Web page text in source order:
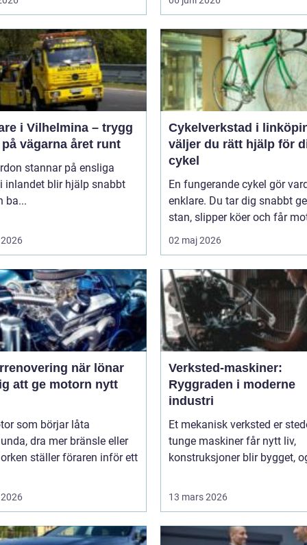
i Vilhelmina – trygg
vägarna året runt
stannar på ensliga
inlandet blir hjälp snabbt
ba...
Cykelverkstad i linköping
väljer du rätt hjälp för
cykel
En fungerande cykel gör
enklare. Du tar dig snabbt
stan, slipper köer och får
02 maj 2026
när lönar
att ge motorn nytt
som börjar låta
dra mer bränsle eller
ställer föraren inför ett
Verksted-maskiner:
Ryggraden i moderne
industri
Et mekanisk verksted er
tunge maskiner får nytt liv,
konstruksjoner blir bygget,
13 mars 2026